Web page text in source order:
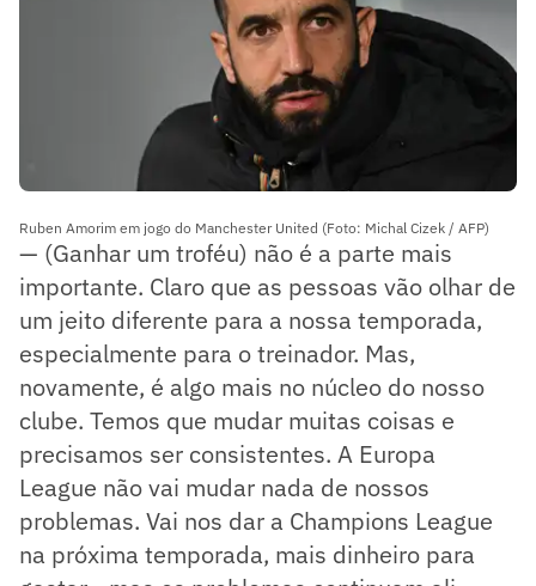
Ruben Amorim em jogo do Manchester United (Foto: Michal Cizek / AFP)
— (Ganhar um troféu) não é a parte mais
importante. Claro que as pessoas vão olhar de
um jeito diferente para a nossa temporada,
especialmente para o treinador. Mas,
novamente, é algo mais no núcleo do nosso
clube. Temos que mudar muitas coisas e
precisamos ser consistentes. A Europa
League não vai mudar nada de nossos
problemas. Vai nos dar a Champions League
na próxima temporada, mais dinheiro para